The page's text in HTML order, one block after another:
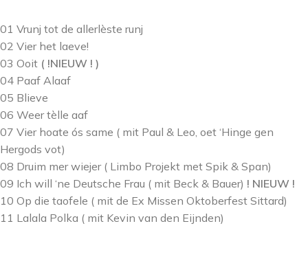
01 Vrunj tot de allerlèste runj
02 Vier het laeve!
03 Ooit ( !NIEUW ! )
04 Paaf Alaaf
05 Blieve
06 Weer tèlle aaf
07 Vier hoate ós same ( mit Paul & Leo, oet ‘Hinge gen
Hergods vot)
08 Druim mer wiejer ( Limbo Projekt met Spik & Span)
09 Ich will ‘ne Deutsche Frau ( mit Beck & Bauer) ! NIEUW !
10 Op die taofele ( mit de Ex Missen Oktoberfest Sittard)
11 Lalala Polka ( mit Kevin van den Eijnden)